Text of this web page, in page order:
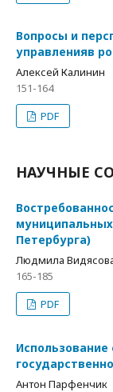
Вопросы и
управленияв
Алексей Калинин
151-164
PDF
НАУЧНЫЕ
Петербурга)
Людмила
165-185
PDF
Антон Парфенчик